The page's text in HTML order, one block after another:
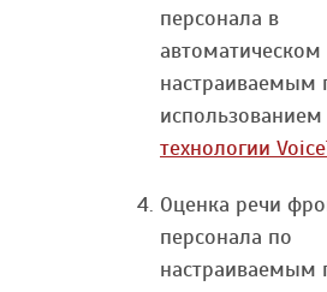
персонала в
настраиваемым
использованием
технологии
Оценка речи
персонала по
настраиваемым